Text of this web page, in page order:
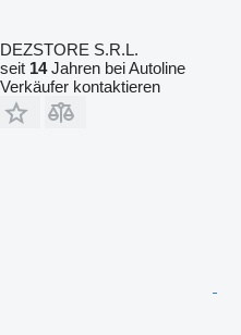
DEZSTORE S.R.L.
seit 14Jahren bei Autoline
Verkäufer kontaktieren